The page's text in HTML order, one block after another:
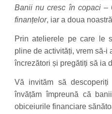
Banii nu cresc în copaci –
finanțelor, iar a doua
Prin atelierele pe care le
pline de activități, vrem să-i
încrezători și pregătiți să ia
Vă invităm să
învățăm împreună că
obiceiurile financiare